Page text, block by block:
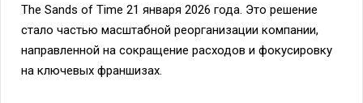
The Sands of Time 21 января 2026 года. Это решение
стало частью масштабной реорганизации компании,
направленной на сокращение расходов и фокусировку
на ключевых франшизах.